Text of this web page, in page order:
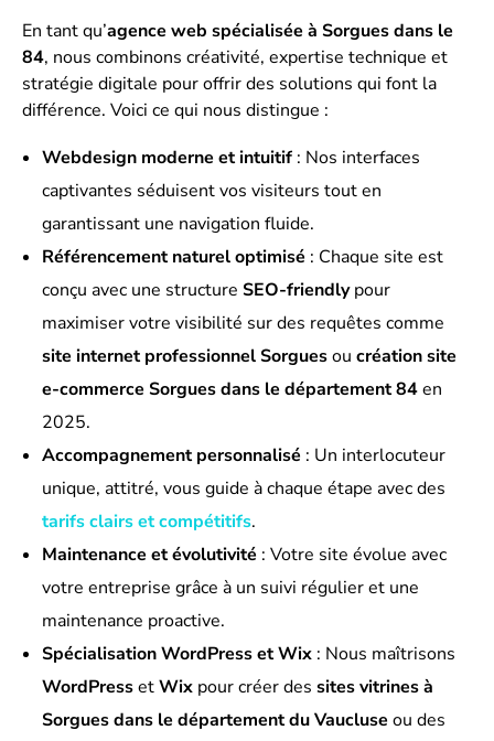
En tant qu’agence web spécialisée à Sorgues dans le
84, nous combinons créativité, expertise technique et
stratégie digitale pour offrir des solutions qui font la
différence. Voici ce qui nous distingue :
Webdesign moderne et intuitif: Nos interfaces
captivantes séduisent vos visiteurs tout en
garantissant une navigation fluide.
Référencement naturel optimisé : Chaque site est
conçu avec une structure SEO-friendlypour
maximiser votre visibilité sur des requêtes comme
site internet professionnel Sorguesou création site
e-commerce Sorgues dans le département 84en
2025.
Accompagnement personnalisé : Un interlocuteur
unique, attitré, vous guide à chaque étape avec des
tarifs clairs et compétitifs.
Maintenance et évolutivité : Votre site évolue avec
votre entreprise grâce à un suivi régulier et une
maintenance proactive.
Spécialisation WordPress et Wix: Nous maîtrisons
WordPressetWixpour créer des sites vitrines à
Sorgues dans le département du Vaucluse ou des